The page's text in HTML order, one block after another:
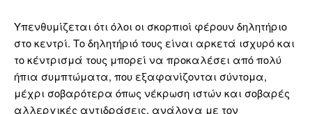
Υπενθυμίζεται ότι όλοι οι σκορπιοί φέρουν δηλητήριο
στο κεντρί. Το δηλητήριό τους είναι αρκετά ισχυρό και
το κέντρισμά τους μπορεί να προκαλέσει από πολύ
ήπια συμπτώματα, που εξαφανίζονται σύντομα,
μέχρι σοβαρότερα όπως νέκρωση ιστών και σοβαρές
αλλεργικές αντιδράσεις, ανάλογα με τον